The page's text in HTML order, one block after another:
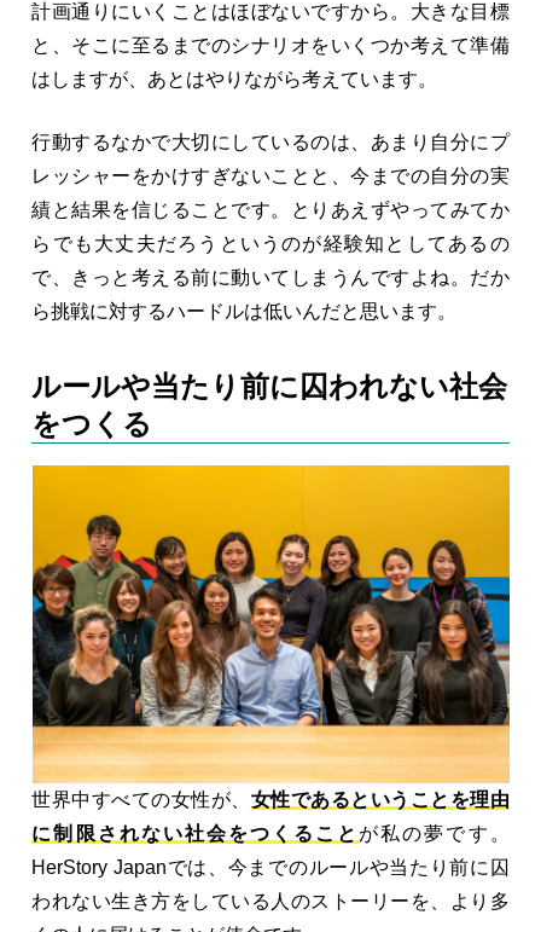
計画通りにいくことはほぼないですから。大きな目標
と、そこに至るまでのシナリオをいくつか考えて準備
はしますが、あとはやりながら考えています。
行動するなかで大切にしているのは、あまり自分にプ
レッシャーをかけすぎないことと、今までの自分の実
績と結果を信じることです。とりあえずやってみてか
らでも大丈夫だろうというのが経験知としてあるの
で、きっと考える前に動いてしまうんですよね。だか
ら挑戦に対するハードルは低いんだと思います。
ルールや当たり前に囚われない社会
をつくる
世界中すべての女性が、 女性であるということを理由
に制限されない社会をつくること が私の夢です。
HerStory Japanでは、今までのルールや当たり前に囚
われない生き方をしている人のストーリーを、より多